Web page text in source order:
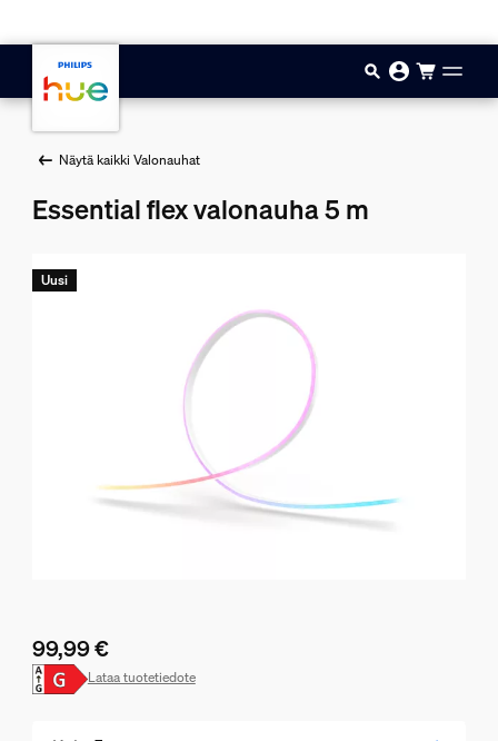
Näytä kaikki Valonauhat
Essential flex valonauha 5 m
Nykyinen hinta on 99,99 €
99,99 €
Lataa tuotetiedote
Uusi